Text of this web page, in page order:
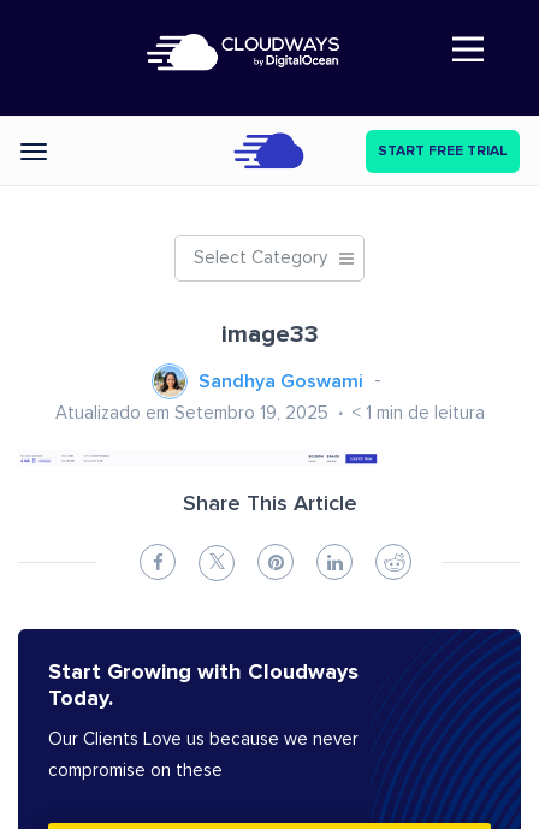
Abre a navegação
Categories START FREE TRIAL
Select Category
image33
Sandhya Goswami
Atualizado em Setembro 19, 2025 < 1 min de leitura
Share This Article
Start Growing with Cloudways
Today.
Our Clients Love us because we never
compromise on these